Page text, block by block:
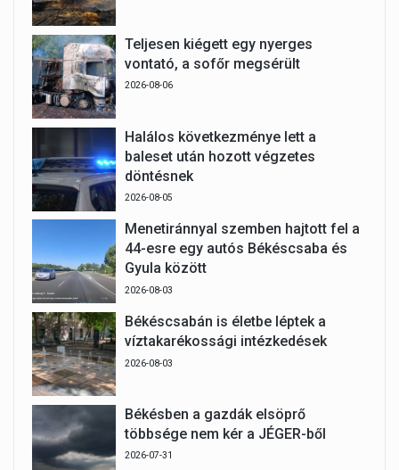
Teljesen kiégett egy nyerges
vontató, a sofőr megsérült
2026-08-06
Halálos következménye lett a
baleset után hozott végzetes
döntésnek
2026-08-05
Menetiránnyal szemben hajtott fel a
44-esre egy autós Békéscsaba és
Gyula között
2026-08-03
Békéscsabán is életbe léptek a
víztakarékossági intézkedések
2026-08-03
Békésben a gazdák elsöprő
többsége nem kér a JÉGER-ből
2026-07-31